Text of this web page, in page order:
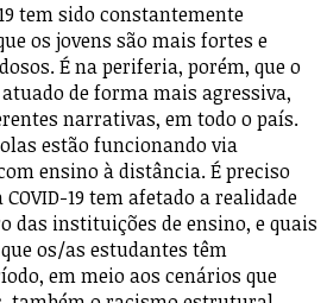
tem sido constantemente
os jovens são mais fortes e
É na periferia, porém, que o
de forma mais agressiva,
narrativas, em todo o país.
estão funcionando via
ensino à distância. É preciso
19 tem afetado a realidade
das instituições de ensino, e quais
os/as estudantes têm
em meio aos cenários que